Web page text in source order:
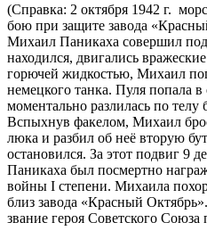
(Справка: 2 октября 1942 г.
бою при защите завода
Михаил Паникаха совершил
находился, двигались
горючей жидкостью, Михаил
немецкого танка. Пуля попала
моментально разлилась по телу
Вспыхнув факелом, Михаил
люка и разбил об неё вторую
остановился. За этот подвиг 9
Паникаха был посмертно
войны I степени. Михаила
близ завода «Красный
звание героя Советского Союза